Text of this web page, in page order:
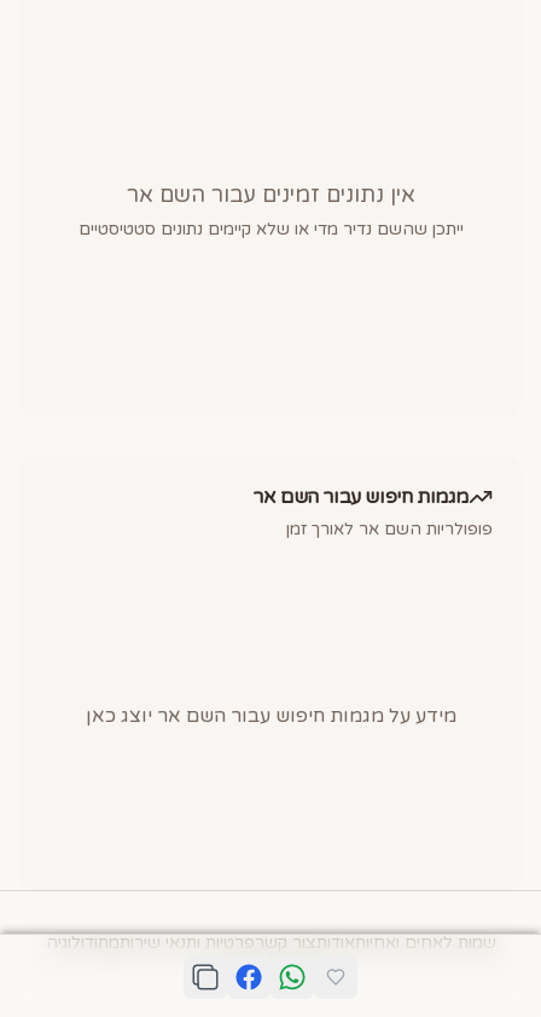
אין נתונים זמינים עבור השם אר
ייתכן שהשם נדיר מדי או שלא קיימים נתונים סטטיסטיים
מגמות חיפוש עבור השםאר
פופולריות השם אר לאורך זמן
מידע על מגמות חיפוש עבור השם אר יוצג כאן
שמות לאחים ואחיותאודותצור קשרפרטיות ותנאי שירותמתודולוגיה
© תיבת השמות